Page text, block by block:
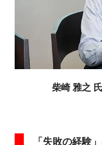
柴崎 雅之
「失敗の経験